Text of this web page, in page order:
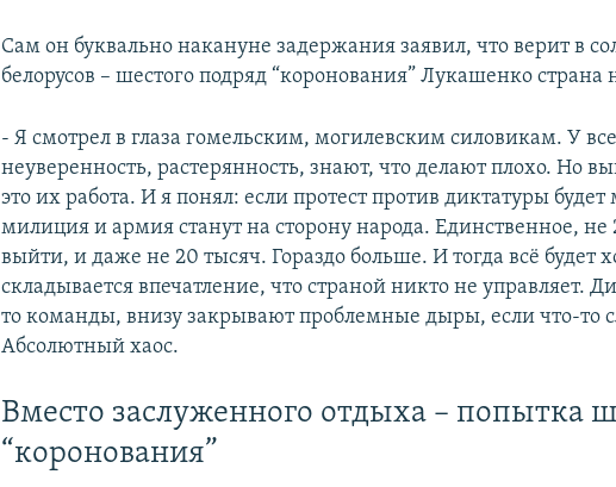
Сам он буквально накануне задержания заявил, что верит в
белорусов – шестого подряд “коронования” Лукашенко
- Я смотрел в глаза гомельским, могилевским силовикам. У
неуверенность, растерянность, знают, что делают плохо. Но
это их работа. И я понял: если протест против диктатуры
милиция и армия станут на сторону народа. Единственное,
выйти, и даже не 20 тысяч. Гораздо больше. И тогда всё будет
складывается впечатление, что страной никто не управляет.
то команды, внизу закрывают проблемные дыры, если что-то
Абсолютный хаос.
Вместо заслуженного отдыха – попытка
“коронования”